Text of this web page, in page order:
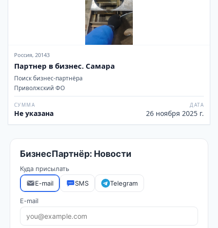
Россия, 20143
Партнер в бизнес. Самара
Поиск бизнес-партнёра
Приволжский ФО
СУММА
Не указана
ДАТА
26 ноября 2025 г.